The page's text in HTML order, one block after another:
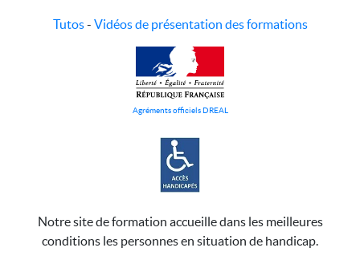
Tutos- Vidéos de présentation des formations
Agréments officiels DREAL
Notre site de formation accueille dans les meilleures
conditions les personnes en situation de handicap.